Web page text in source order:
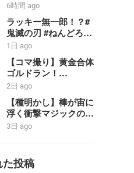
6時間 ago
ラッキー無一郎！？#
鬼滅の刃 #ねんどろい
ど #コマ撮り #禰豆子
#時透無一郎
1日 ago
【コマ撮り】黄金合体
ゴルドラン！
【SMP】【黄金勇者
ゴルドラン】#shorts
#ゴルドラン #smp
#stopmotion #黄金合
2日 ago
【種明かし】棒が宙に
浮く衝撃マジックのや
り方大暴露‼️【magic
3日 ago
投稿